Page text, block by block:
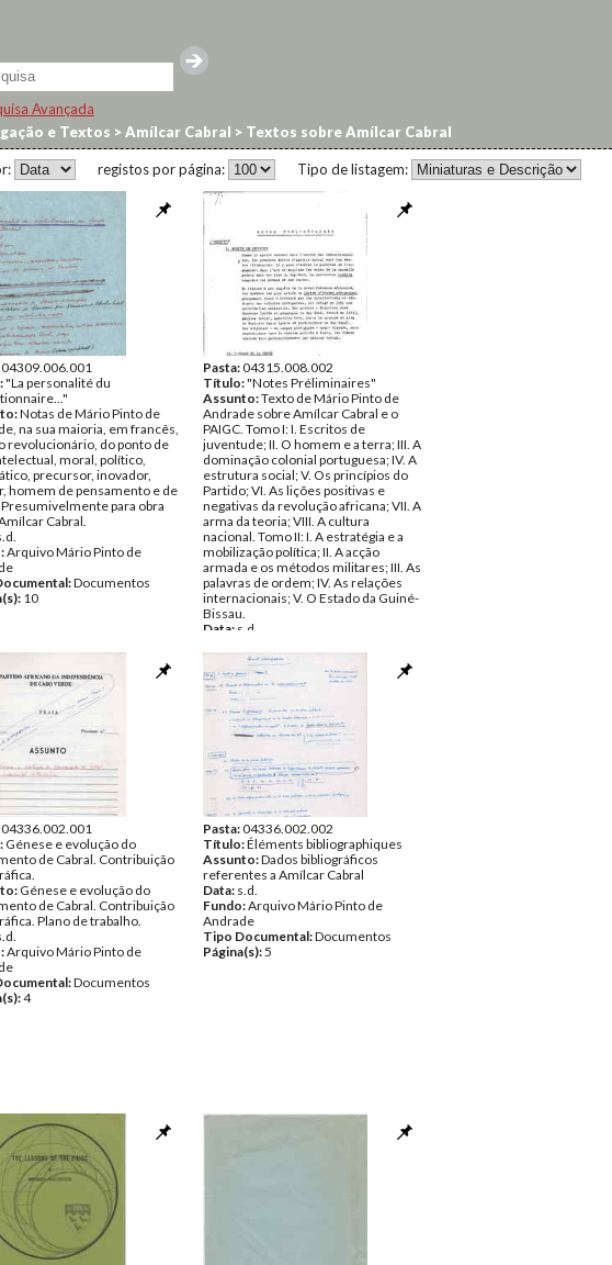
Avançada
e Textos >Amílcar Cabral > Textos sobre Amílcar Cabral
Tipo de listagem:
registos por página:
04309.006.001
"La personalité du
Notas de Mário Pinto de
na sua maioria, em francês,
revolucionário, do ponto de
moral, político,
precursor, inovador,
homem de pensamento e de
Presumivelmente para obra
Cabral.
Arquivo Mário Pinto de
Documentos
10
Pasta:04315.008.002
Título:"Notes Préliminaires"
Assunto:Texto de Mário Pinto de
Andrade sobre Amílcar Cabral e o
PAIGC. Tomo I: I. Escritos de
juventude; II. O homem e a terra; III. A
dominação colonial portuguesa; IV. A
estrutura social; V. Os princípios do
Partido; VI. As lições positivas e
negativas da revolução africana; VII. A
arma da teoria; VIII. A cultura
nacional. Tomo II: I. A estratégia e a
mobilização política; II. A acção
armada e os métodos militares; III. As
palavras de ordem; IV. As relações
internacionais; V. O Estado da Guiné-
Bissau.
Data: s.d.
Andrade
Tipo Documental:
Documentos
Página(s):12
04336.002.001
Génese e evolução do
de Cabral. Contribuição
Génese e evolução do
de Cabral. Contribuição
Plano de trabalho.
Arquivo Mário Pinto de
Documentos
4
Pasta:04336.002.002
Título:Éléments bibliographiques
Assunto:Dados bibliográficos
referentes a Amílcar Cabral
Data: s.d.
Fundo:Arquivo Mário Pinto de
Andrade
Tipo Documental:Documentos
Página(s):5